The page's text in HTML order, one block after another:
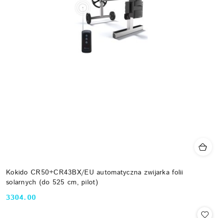
Kokido CR50+CR43BX/EU automatyczna zwijarka folii
solarnych (do 525 cm, pilot)
Cena:
3304.00